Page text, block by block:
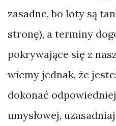
zasadne, bo loty są
stronę), a terminy
pokrywające się z
wiemy jednak, że
dokonać
umysłowej,
Podróże
Poradnik
Rywalizacja
Wynalazki